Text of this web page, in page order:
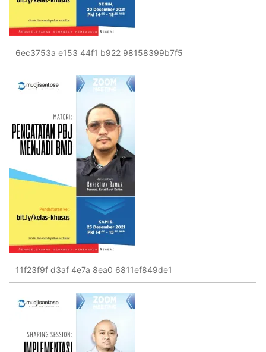
6ec3753a e153 44f1 b922 98158399b7f5
11f23f9f d3af 4e7a 8ea0 6811ef849de1